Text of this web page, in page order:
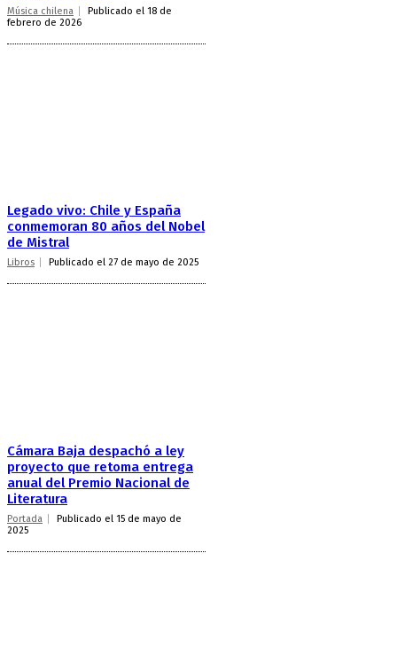
Música chilena
Publicado el 18 de
febrero de 2026
Legado vivo: Chile y España
conmemoran 80 años del Nobel
de Mistral
Libros Publicado el 27 de mayo de 2025
Cámara Baja despachó a ley
proyecto que retoma entrega
anual del Premio Nacional de
Literatura
Portada
Publicado el 15 de mayo de
2025